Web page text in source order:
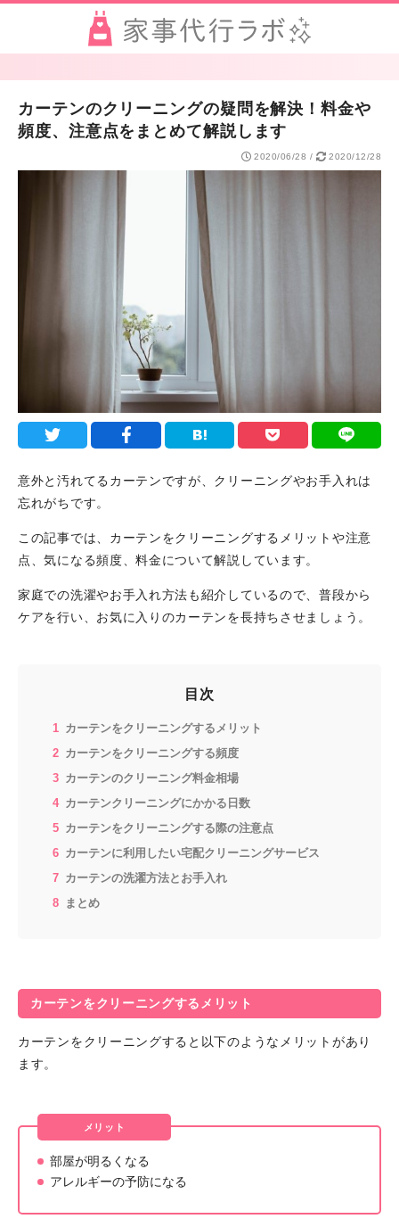
カーテンのクリーニングの疑問を解決！料金や
頻度、注意点をまとめて解説します
2020/06/28 / 2020/12/28
意外と汚れてるカーテンですが、クリーニングやお手入れは
忘れがちです。
この記事では、カーテンをクリーニングするメリットや注意
点、気になる頻度、料金について解説しています。
家庭での洗濯やお手入れ方法も紹介しているので、普段から
ケアを行い、お気に入りのカーテンを長持ちさせましょう。
目次
カーテンをクリーニングするメリット
カーテンをクリーニングする頻度
カーテンのクリーニング料金相場
カーテンクリーニングにかかる日数
カーテンをクリーニングする際の注意点
カーテンに利用したい宅配クリーニングサービス
カーテンの洗濯方法とお手入れ
まとめ
カーテンをクリーニングするメリット
カーテンをクリーニングすると以下のようなメリットがあり
ます。
メリット
部屋が明るくなる
アレルギーの予防になる